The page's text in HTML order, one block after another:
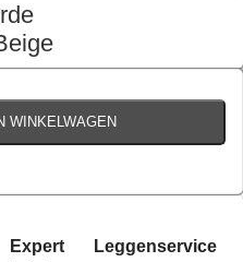
€149,00 per stuk
WINKELWAGEN
Expert
Leggenservice